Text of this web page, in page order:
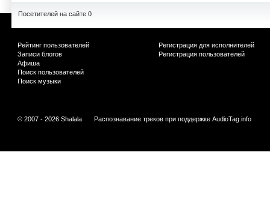
Посетителей на сайте 0
Рейтинг пользователей
Записи блогов
Афиша
Поиск пользователей
Поиск музыки
Регистрация для исполнителей
Регистрация пользователей
© 2007 - 2026 Shalala Распознавание треков при поддержке AudioTag.info